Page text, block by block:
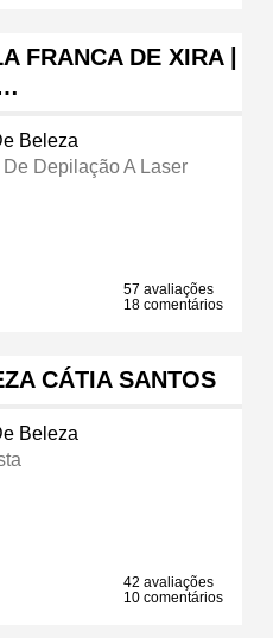
FRANCA DE XIRA |
Beleza
Depilação A Laser
57 avaliações
18 comentários
CÁTIA SANTOS
Beleza
42 avaliações
10 comentários